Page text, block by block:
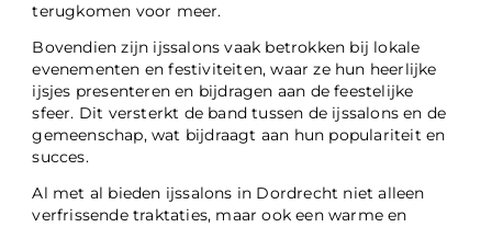
terugkomen voor meer.
Bovendien zijn ijssalons vaak betrokken bij lokale
evenementen en festiviteiten, waar ze hun heerlijke
ijsjes presenteren en bijdragen aan de feestelijke
sfeer. Dit versterkt de band tussen de ijssalons en de
gemeenschap, wat bijdraagt aan hun populariteit en
succes.
Al met al bieden ijssalons in Dordrecht niet alleen
verfrissende traktaties, maar ook een warme en